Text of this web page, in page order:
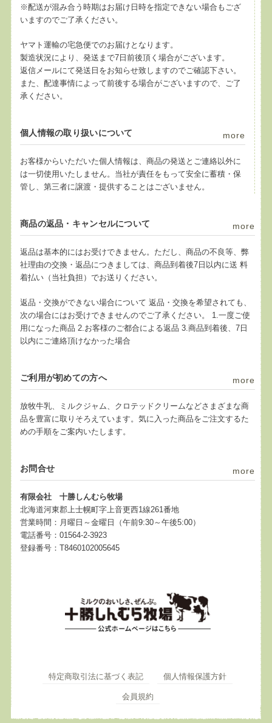
※配送が混み合う時期はお届け日時を指定できない場合もござ
いますのでご了承ください。
ヤマト運輸の宅急便でのお届けとなります。
製造状況により、発送まで7日前後頂く場合がございます。
返信メールにて発送日をお知らせ致しますのでご確認下さい。
また、配達事情によって前後する場合がございますので、ご了
承ください。
個人情報の取り扱いについて more
お客様からいただいた個人情報は、商品の発送とご連絡以外に
は一切使用いたしません。当社が責任をもって安全に蓄積・保
管し、第三者に譲渡・提供することはございません。
商品の返品・キャンセルについて more
返品は基本的にはお受けできません。ただし、商品の不良等、弊
社理由の交換・返品につきましては、商品到着後7日以内に送 料
着払い（当社負担）でお送りください。
返品・交換ができない場合について 返品・交換を希望されても、
次の場合にはお受けできませんのでご了承ください。 1.一度ご使
用になった商品 2.お客様のご都合による返品 3.商品到着後、7日
以内にご連絡頂けなかった場合
ご利用が初めての方へ more
放牧牛乳、ミルクジャム、クロテッドクリームなどさまざまな商
品を豊富に取りそろえています。気に入った商品をご注文するた
めの手順をご案内いたします。
お問合せ more
有限会社 十勝しんむら牧場
北海道河東郡上士幌町字上音更西1線261番地
営業時間：月曜日～金曜日（午前9:30～午後5:00）
電話番号：01564-2-3923
登録番号：T8460102005645
特定商取引法に基づく表記 個人情報保護方針
会員規約